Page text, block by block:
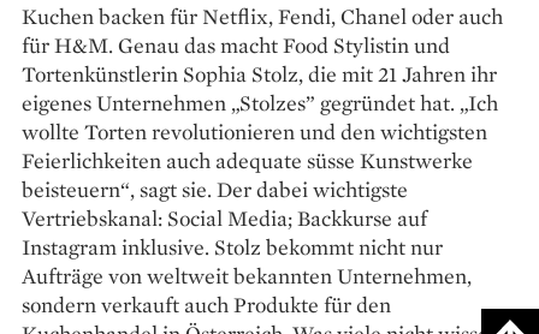
Kuchen backen für Netflix, Fendi, Chanel oder auch
für H&M. Genau das macht Food Stylistin und
Tortenkünstlerin Sophia Stolz, die mit 21 Jahren ihr
eigenes Unternehmen „Stolzes” gegründet hat. „Ich
wollte Torten revolutionieren und den wichtigsten
Feierlichkeiten auch adequate süsse Kunstwerke
beisteuern“, sagt sie. Der dabei wichtigste
Vertriebskanal: Social Media; Backkurse auf
Instagram inklusive. Stolz bekommt nicht nur
Aufträge von weltweit bekannten Unternehmen,
sondern verkauft auch Produkte für den